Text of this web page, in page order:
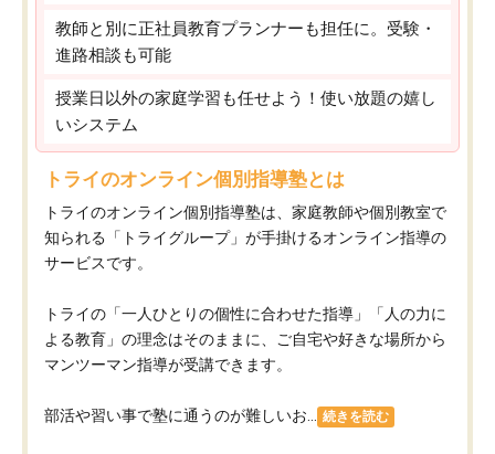
教師と別に正社員教育プランナーも担任に。受験・
進路相談も可能
授業日以外の家庭学習も任せよう！使い放題の嬉し
いシステム
トライのオンライン個別指導塾とは
トライのオンライン個別指導塾は、家庭教師や個別教室で
知られる「トライグループ」が手掛けるオンライン指導の
サービスです。
トライの「一人ひとりの個性に合わせた指導」「人の力に
よる教育」の理念はそのままに、ご自宅や好きな場所から
マンツーマン指導が受講できます。
部活や習い事で塾に通うのが難しいお... 続きを読む